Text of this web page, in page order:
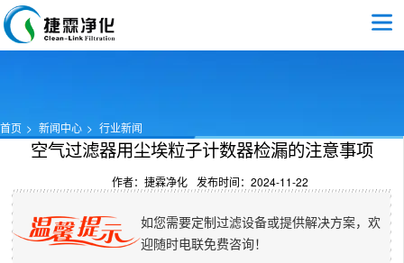
首页 新闻中心 行业新闻
空气过滤器用尘埃粒子计数器检漏的注意事项
作者：捷霖净化 发布时间：2024-11-22
如您需要定制过滤设备或提供解决方案，欢
迎随时电联免费咨询！